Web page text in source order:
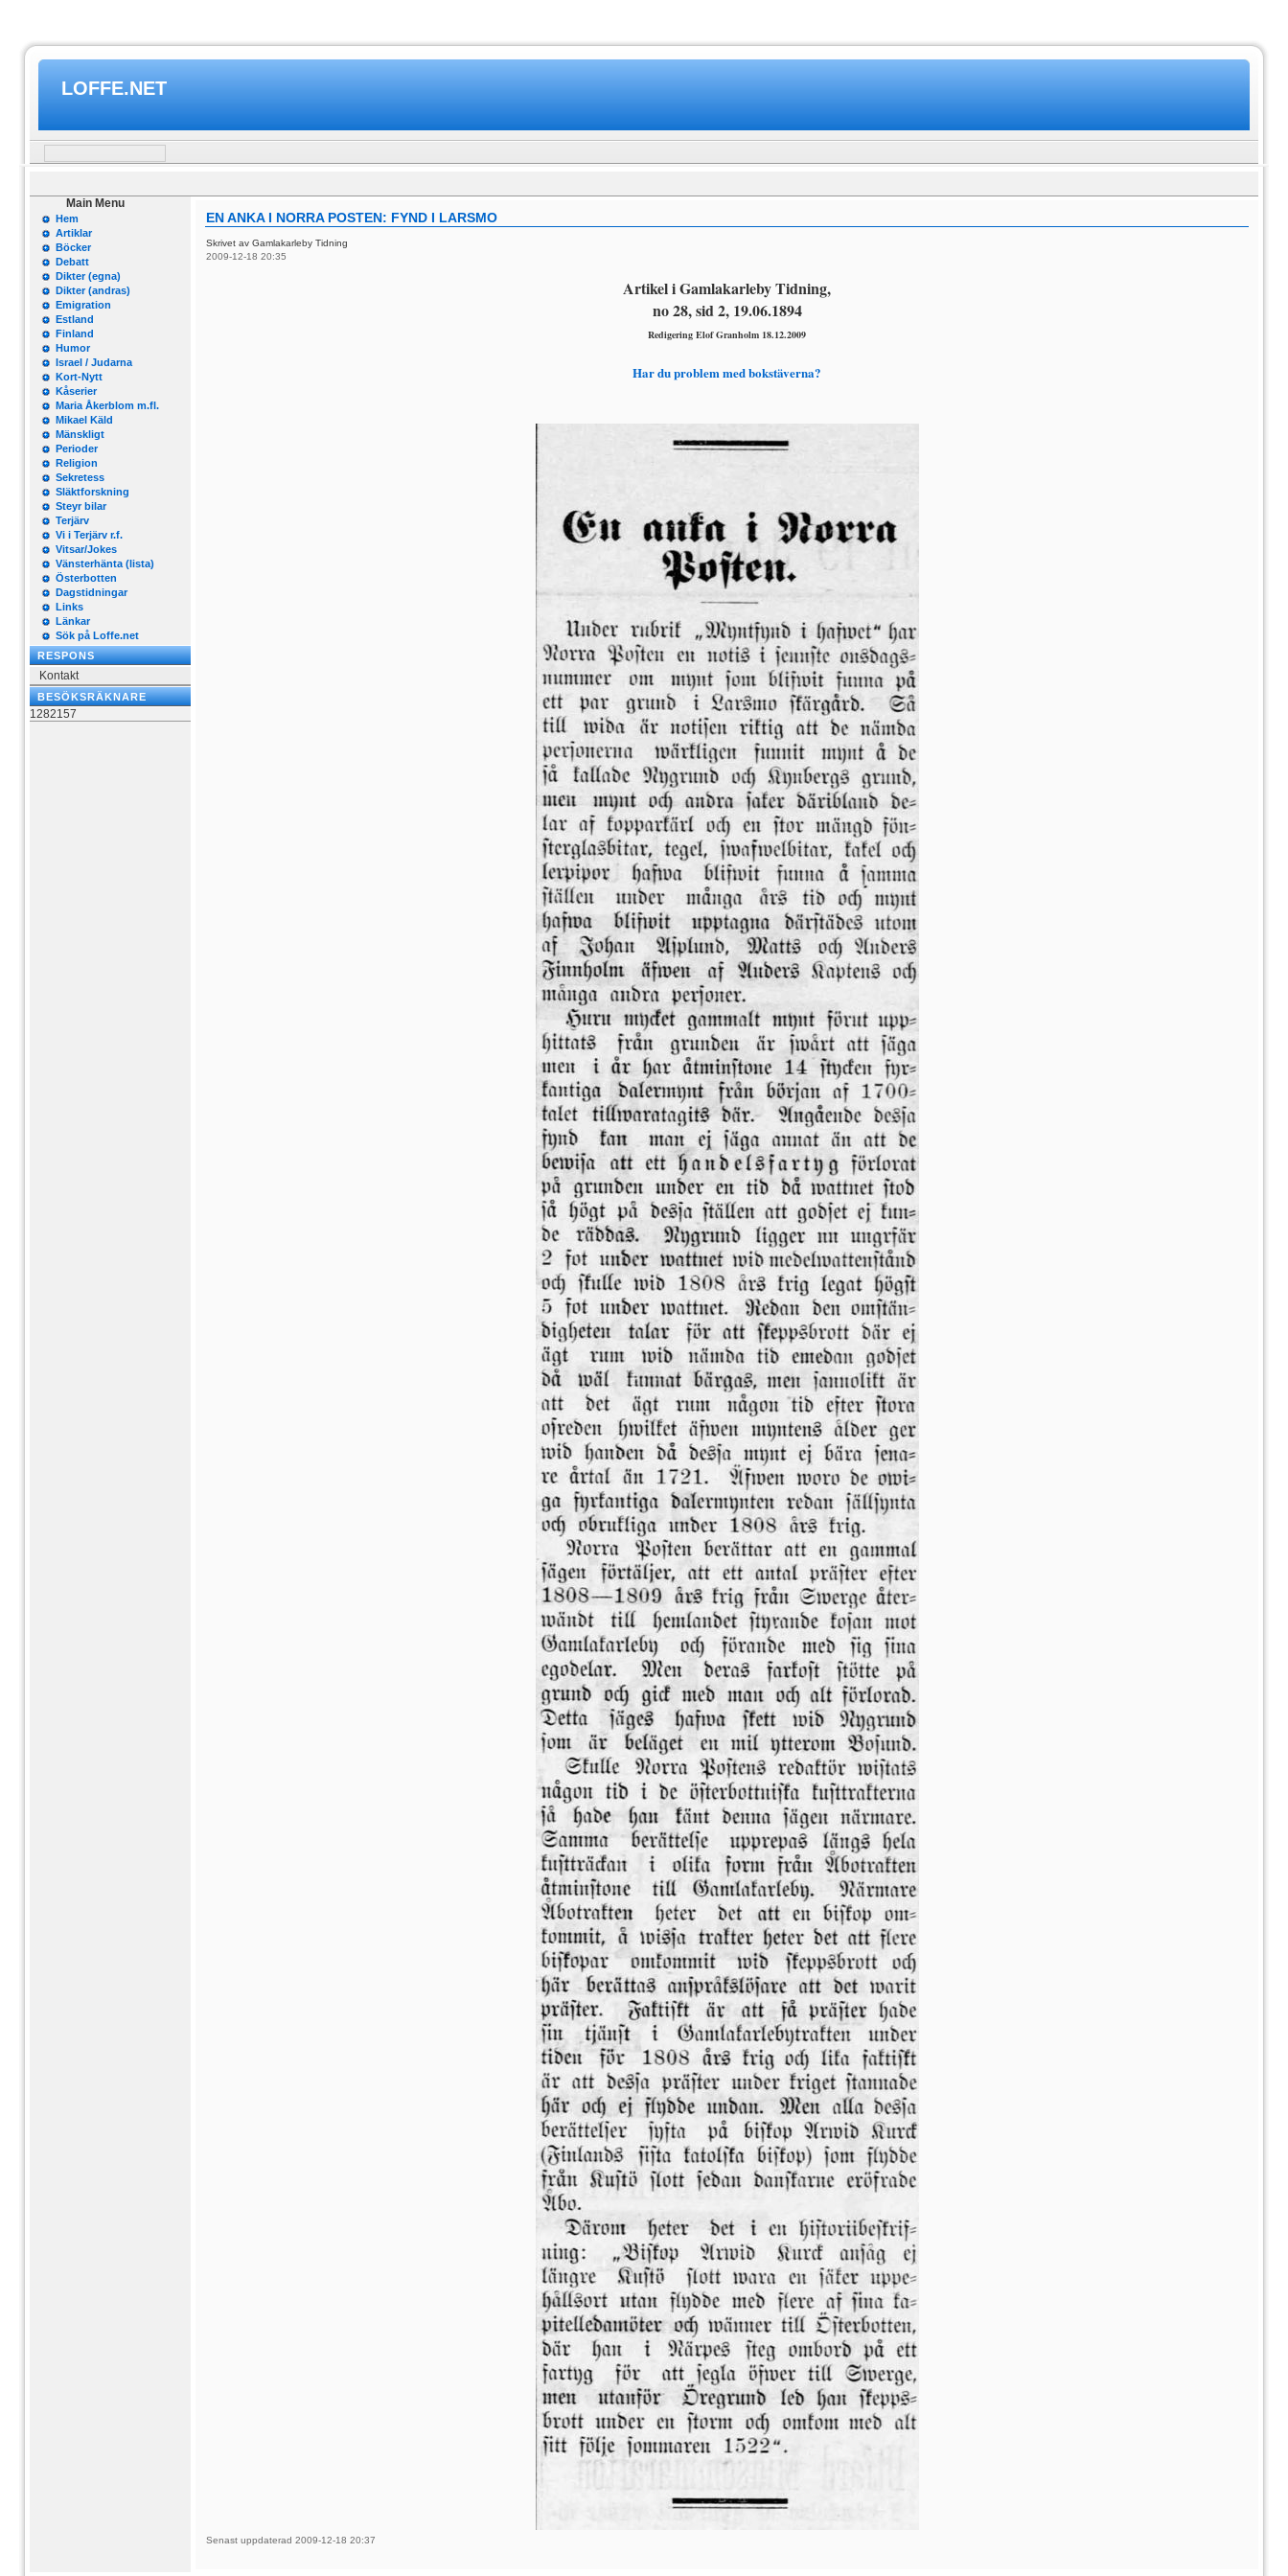
LOFFE.NET
Main Menu
Hem
Artiklar
Böcker
Debatt
Dikter (egna)
Dikter (andras)
Emigration
Estland
Finland
Humor
Israel / Judarna
Kort-Nytt
Kåserier
Maria Åkerblom m.fl.
Mikael Käld
Mänskligt
Perioder
Religion
Sekretess
Släktforskning
Steyr bilar
Terjärv
Vi i Terjärv r.f.
Vitsar/Jokes
Vänsterhänta (lista)
Österbotten
Dagstidningar
Links
Länkar
Sök på Loffe.net
RESPONS
Kontakt
BESÖKSRÄKNARE
1282157
EN ANKA I NORRA POSTEN: FYND I LARSMO
Skrivet av Gamlakarleby Tidning
2009-12-18 20:35
Artikel i Gamlakarleby Tidning,
no 28, sid 2, 19.06.1894
Redigering Elof Granholm 18.12.2009
Har du problem med bokstäverna?
Senast uppdaterad 2009-12-18 20:37